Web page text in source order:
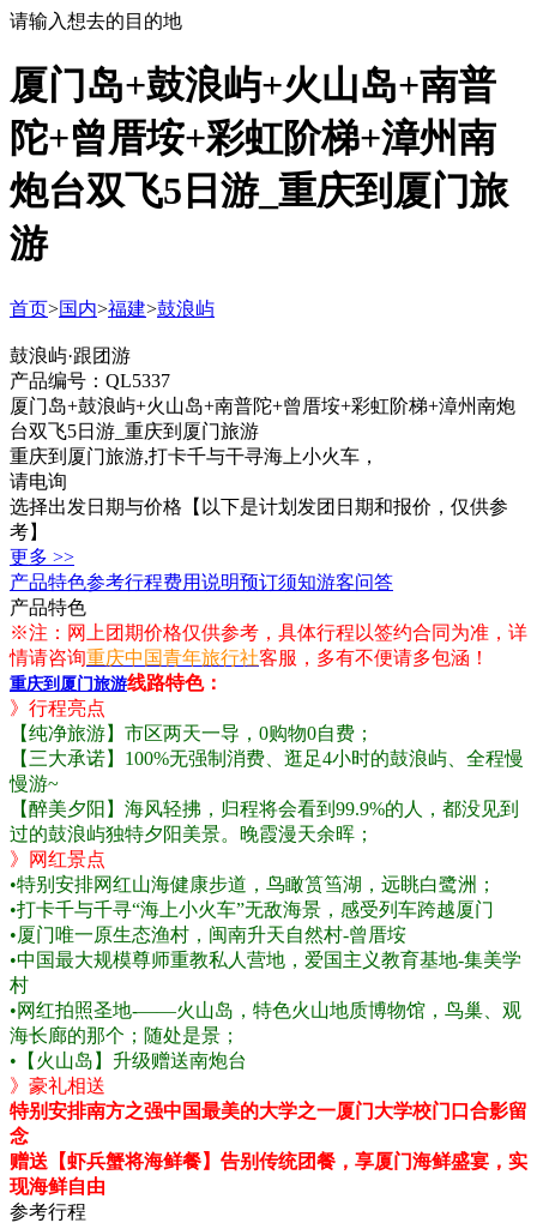
请输入想去的目的地
厦门岛+鼓浪屿+火山岛+南普
陀+曾厝垵+彩虹阶梯+漳州南
炮台双飞5日游_重庆到厦门旅
游
首页>国内>福建>鼓浪屿
鼓浪屿·跟团游
产品编号：QL5337
厦门岛+鼓浪屿+火山岛+南普陀+曾厝垵+彩虹阶梯+漳州南炮
台双飞5日游_重庆到厦门旅游
重庆到厦门旅游,打卡千与干寻海上小火车，
请电询
选择出发日期与价格 【以下是计划发团日期和报价，仅供参
考】
更多 >>
产品特色参考行程费用说明预订须知游客问答
产品特色
※注：网上团期价格仅供参考，具体行程以签约合同为准，详
情请咨询重庆中国青年旅行社客服，多有不便请多包涵！
重庆到厦门旅游线路特色：
》行程亮点
【纯净旅游】市区两天一导，0购物0自费；
【三大承诺】100%无强制消费、逛足4小时的鼓浪屿、全程慢
慢游~
【醉美夕阳】海风轻拂，归程将会看到99.9%的人，都没见到
过的鼓浪屿独特夕阳美景。晚霞漫天余晖；
》网红景点
•特别安排网红山海健康步道，鸟瞰筼筜湖，远眺白鹭洲；
•打卡千与千寻“海上小火车”无敌海景，感受列车跨越厦门
•厦门唯一原生态渔村，闽南升天自然村-曾厝垵
•中国最大规模尊师重教私人营地，爱国主义教育基地-集美学
村
•网红拍照圣地-——火山岛，特色火山地质博物馆，鸟巢、观
海长廊的那个；随处是景；
• 【火山岛】升级赠送南炮台
》豪礼相送
特别安排南方之强中国最美的大学之一厦门大学校门口合影留
念
赠送【虾兵蟹将海鲜餐】告别传统团餐，享厦门海鲜盛宴，实
现海鲜自由
参考行程